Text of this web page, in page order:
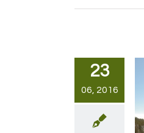
23
06, 2016